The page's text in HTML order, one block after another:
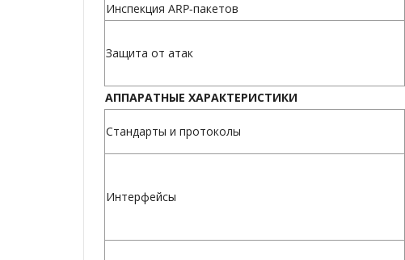
Инспекция ARP-пакетов
Защита от атак
АППАРАТНЫЕ ХАРАКТЕРИСТИКИ
Стандарты и протоколы
Интерфейсы